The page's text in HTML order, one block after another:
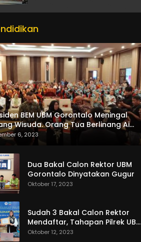
BEM UBM Gorontalo Meningal
Wisuda. Orang Tua Berlinang Air
Menerima SKL dan Pemasangan
6, 2023
Dua Bakal Calon Rektor UBM
Gorontalo Dinyatakan Gugur
Oktober 17, 2023
Sudah 3 Bakal Calon Rektor
Mendaftar, Tahapan Pilrek UBM
Gorontalo Makin Seru
Oktober 12, 2023